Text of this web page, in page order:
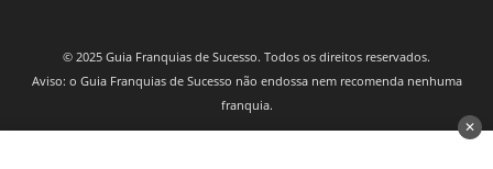
© 2025 Guia Franquias de Sucesso. Todos os direitos reservados.
Aviso: o Guia Franquias de Sucesso não endossa nem recomenda nenhuma
franquia.
✕